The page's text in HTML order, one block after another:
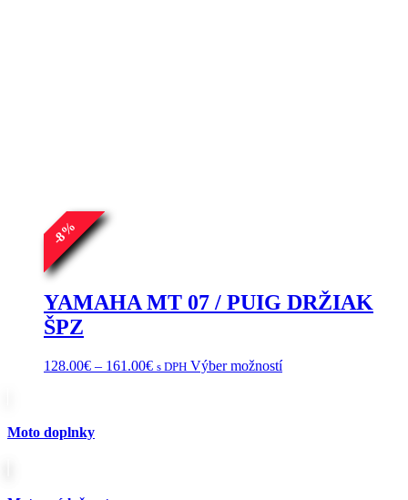
-
8
%
YAMAHA MT 07 / PUIG DRŽIAK
ŠPZ
128.00€ – 161.00€Price
s DPH Výber možnostíTento
Moto doplnky